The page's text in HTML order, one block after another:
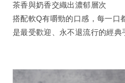
茶香與奶香交織出濃郁層次
搭配軟Q有嚼勁的口感，每一口
是最受歡迎、永不退流行的經典